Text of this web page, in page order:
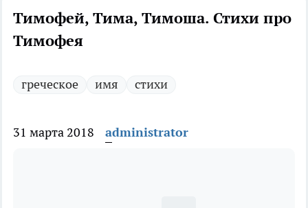
Тимофей, Тима, Тимоша. Стихи про
Тимофея
греческое имя стихи
31 марта 2018 administrator